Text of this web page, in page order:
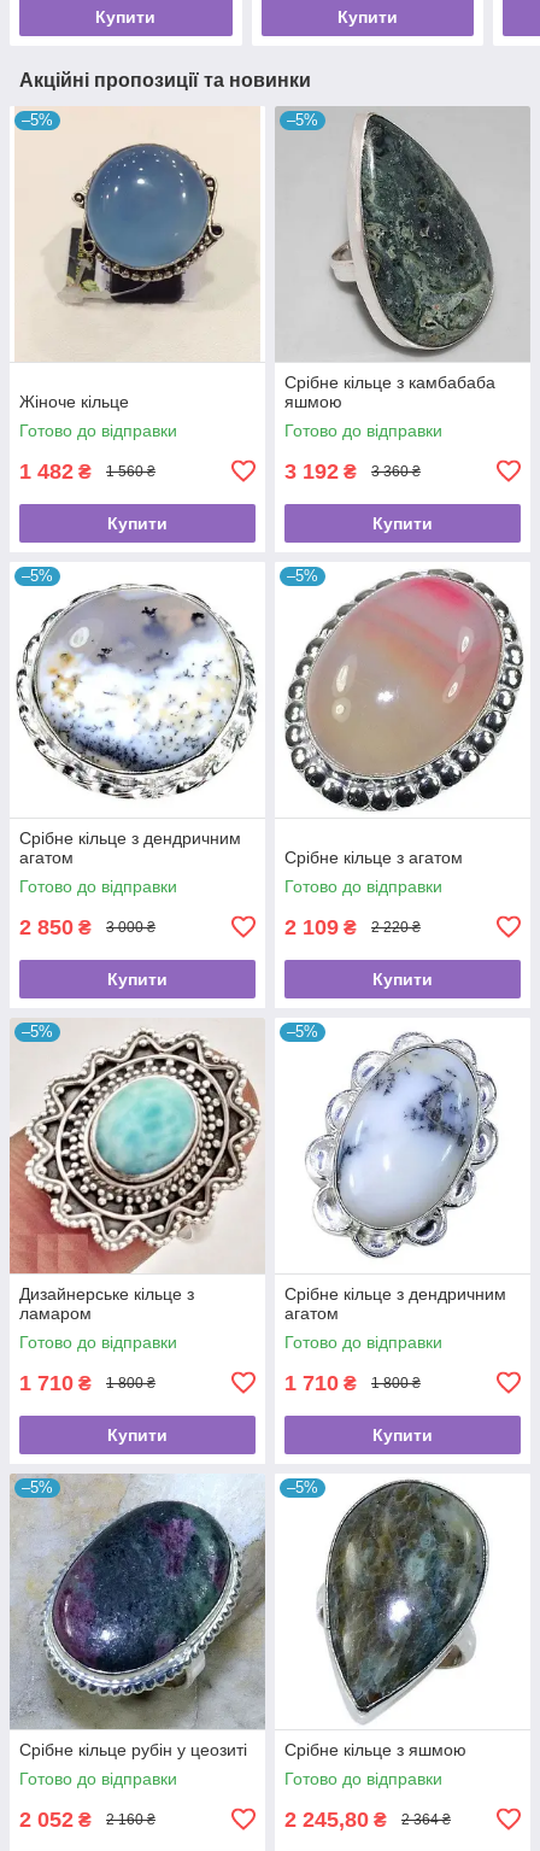
Купити Купити
Акційні пропозиції та новинки
–5%
Жіноче кільце
Готово до відправки
1 482 ₴ 1 560 ₴
Купити
–5%
Срібне кільце з камбабаба
яшмою
Готово до відправки
3 192 ₴ 3 360 ₴
Купити
–5%
Срібне кільце з дендричним
агатом
Готово до відправки
2 850 ₴ 3 000 ₴
Купити
–5%
Срібне кільце з агатом
Готово до відправки
2 109 ₴ 2 220 ₴
Купити
–5%
Дизайнерське кільце з
ламаром
Готово до відправки
1 710 ₴ 1 800 ₴
Купити
–5%
Срібне кільце з дендричним
агатом
Готово до відправки
1 710 ₴ 1 800 ₴
Купити
–5%
Срібне кільце рубін у цеозиті
Готово до відправки
2 052 ₴ 2 160 ₴
–5%
Срібне кільце з яшмою
Готово до відправки
2 245,80 ₴ 2 364 ₴